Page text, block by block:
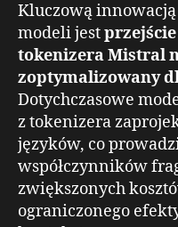
Kluczową
modeli jest
tokenizera Mistral
zoptymalizowany
Dotychczasowe
z tokenizera
języków, co
współczynników
zwiększonych
ograniczonego